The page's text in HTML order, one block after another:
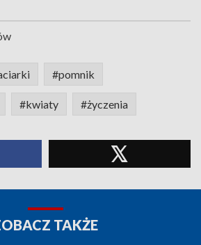
#pomnik
#kwiaty #życzenia
TAKŻE